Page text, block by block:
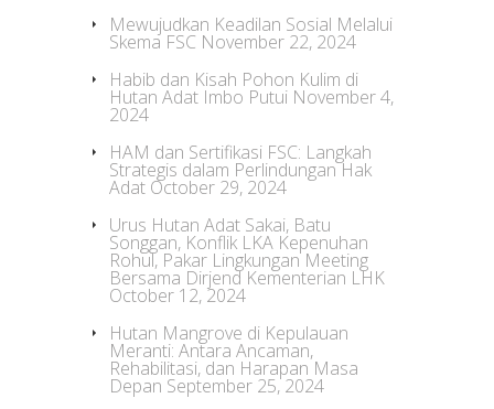
Mewujudkan Keadilan Sosial Melalui
Skema FSC November 22, 2024
Habib dan Kisah Pohon Kulim di
Hutan Adat Imbo Putui November 4,
2024
HAM dan Sertifikasi FSC: Langkah
Strategis dalam Perlindungan Hak
Adat October 29, 2024
Urus Hutan Adat Sakai, Batu
Songgan, Konflik LKA Kepenuhan
Rohul, Pakar Lingkungan Meeting
Bersama Dirjend Kementerian LHK
October 12, 2024
Hutan Mangrove di Kepulauan
Meranti: Antara Ancaman,
Rehabilitasi, dan Harapan Masa
Depan September 25, 2024